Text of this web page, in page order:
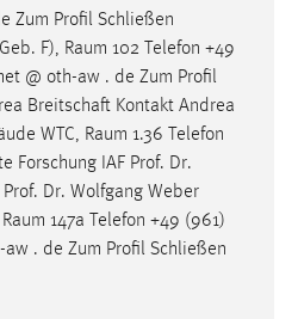
Zum Profil Schließen
F), Raum 102 Telefon +49
@ oth-aw . de Zum Profil
Breitschaft Kontakt Andrea
WTC, Raum 1.36 Telefon
Forschung IAF Prof. Dr.
Dr. Wolfgang Weber
Raum 147a Telefon +49 (961)
. de Zum Profil Schließen